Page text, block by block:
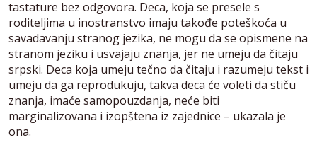
tastature bez odgovora. Deca, koja se presele s
roditeljima u inostranstvo imaju takođe poteškoća u
savadavanju stranog jezika, ne mogu da se opismene na
stranom jeziku i usvajaju znanja, jer ne umeju da čitaju
srpski. Deca koja umeju tečno da čitaju i razumeju tekst i
umeju da ga reprodukuju, takva deca će voleti da stiču
znanja, imaće samopouzdanja, neće biti
marginalizovana i izopštena iz zajednice – ukazala je
ona.